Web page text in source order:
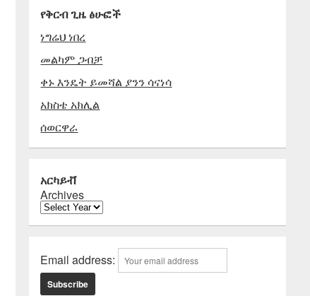
የቅርብ ጊዜ ፅሁፎች
ነግሬህ ነበረ
መልካም ጋብቻ
ቀኑ እንዴት ይመሻል ያንን ሳናነሳ
አክስቴ አክሊል
ሰወርዋራ
አርካይቭ
Archives
Email address: